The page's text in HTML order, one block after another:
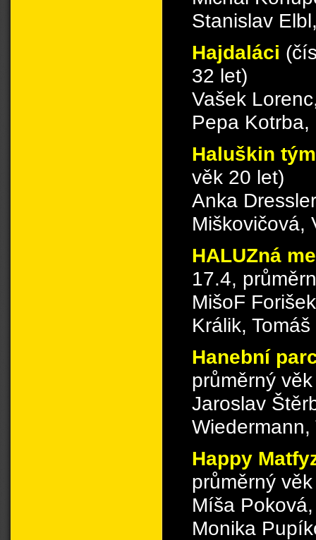
Stanislav
Hajdaláci
32 let)
Vašek
Pepa
Haluškin
věk 20 let)
Anka
Miškovičová,
HALUZná
17.4,
MišoF
Králik,
Hanební
průměrný
Jaroslav
Wiedermann,
Happy
průměrný
Míša
Monika